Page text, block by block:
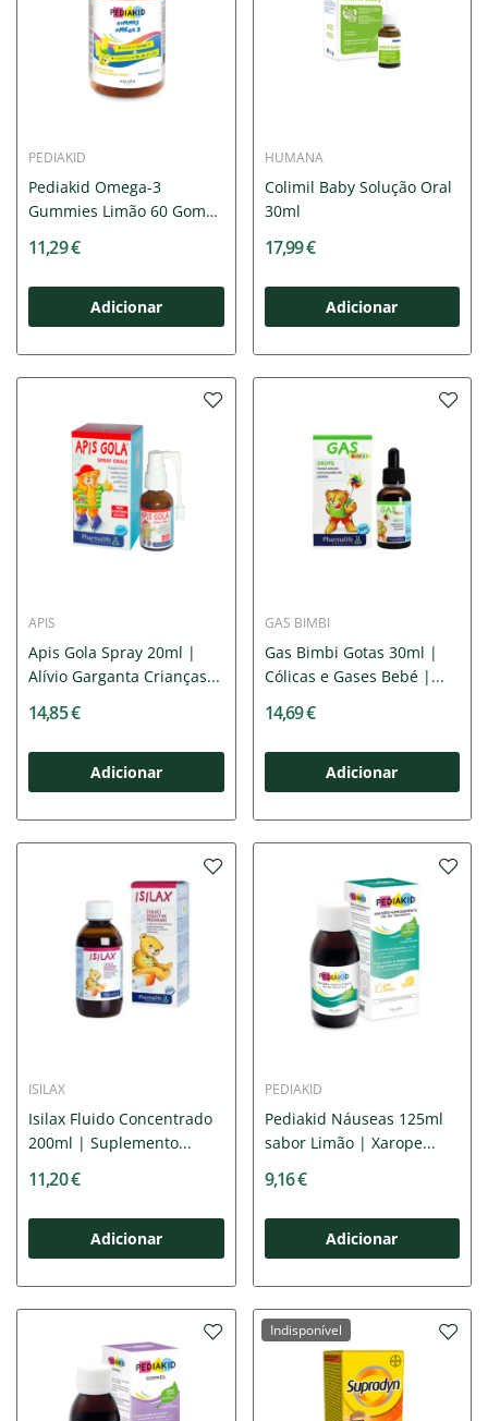
PEDIAKID
Pediakid Omega-3
Gummies Limão 60 Gomas
11,29 €
Adicionar
HUMANA
Colimil Baby Solução Oral
30ml
17,99 €
Adicionar
APIS
Apis Gola Spray 20ml |
Alívio Garganta Crianças...
14,85 €
Adicionar
GAS BIMBI
Gas Bimbi Gotas 30ml |
Cólicas e Gases Bebé |...
14,69 €
Adicionar
ISILAX
Isilax Fluido Concentrado
200ml | Suplemento...
11,20 €
Adicionar
PEDIAKID
Pediakid Náuseas 125ml
sabor Limão | Xarope...
9,16 €
Adicionar
Indisponível